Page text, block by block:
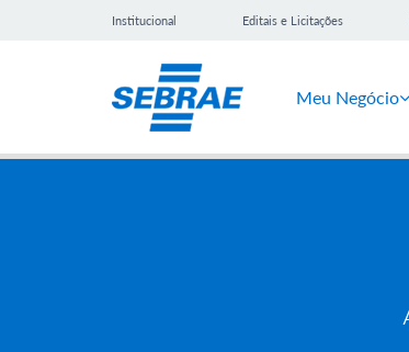
Institucional Editais e Licitações
Meu Negócio